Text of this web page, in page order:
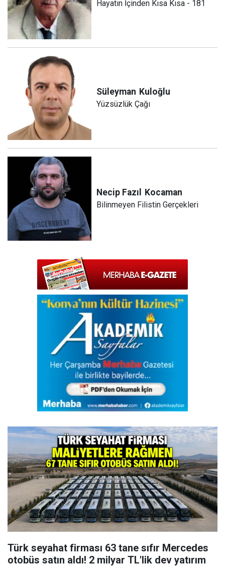
Hayatın İçinden Kısa Kısa - 181
Süleyman Kuloğlu
Yüzsüzlük Çağı
Necip Fazıl Kocaman
Bilinmeyen Filistin Gerçekleri
Türk seyahat firması 63 tane sıfır Mercedes
otobüs satın aldı! 2 milyar TL'lik dev yatırım